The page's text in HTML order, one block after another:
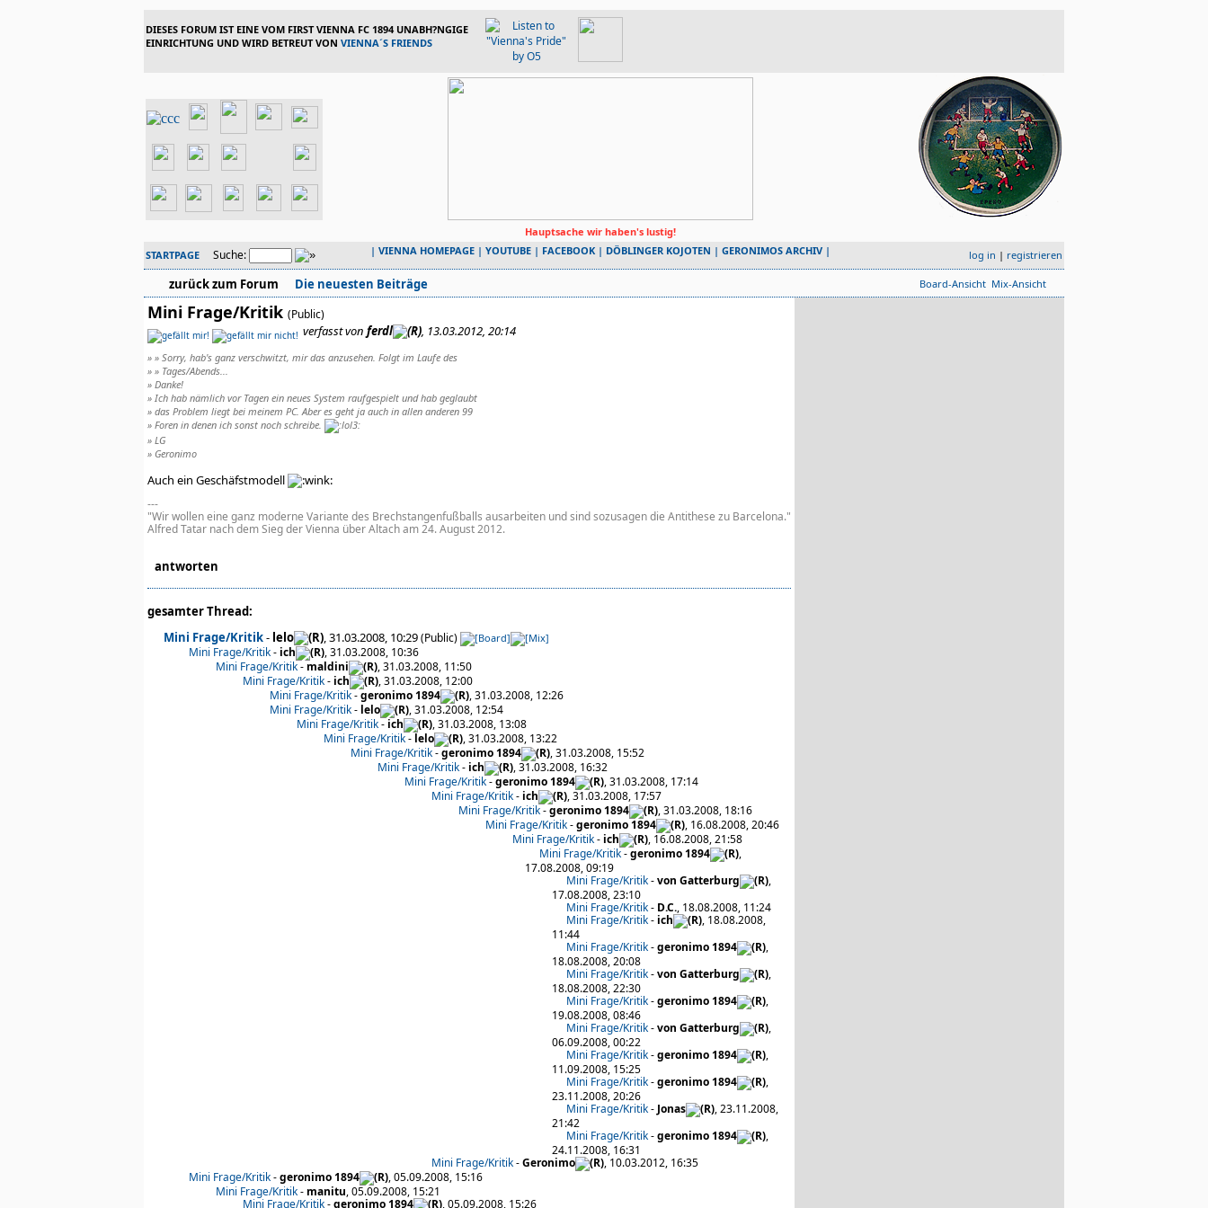
DIESES FORUM IST EINE VOM FIRST VIENNA FC 1894 UNABH?NGIGE
EINRICHTUNG UND WIRD BETREUT VON VIENNA´S FRIENDS
Hauptsache wir haben's lustig!
STARTPAGE
Suche: | VIENNA HOMEPAGE | YOUTUBE | FACEBOOK | DÖBLINGER KOJOTEN | GERONIMOS ARCHIV | log in | registrieren
zurück zum Forum Die neuesten Beiträge Board-Ansicht Mix-Ansicht
Mini Frage/Kritik (Public)
verfasst von ferdl , 13.03.2012, 20:14
» » Sorry, hab's ganz verschwitzt, mir das anzusehen. Folgt im Laufe des
» » Tages/Abends...
» Danke!
» Ich hab nämlich vor Tagen ein neues System raufgespielt und hab geglaubt
» das Problem liegt bei meinem PC. Aber es geht ja auch in allen anderen 99
» Foren in denen ich sonst noch schreibe.
» LG
» Geronimo
Auch ein Geschäfstmodell
---
"Wir wollen eine ganz moderne Variante des Brechstangenfußballs ausarbeiten und sind sozusagen die Antithese zu Barcelona."
Alfred Tatar nach dem Sieg der Vienna über Altach am 24. August 2012.
antworten
gesamter Thread:
Mini Frage/Kritik- lelo , 31.03.2008, 10:29(Public)
Mini Frage/Kritik- ich
, 31.03.2008, 10:36
Mini Frage/Kritik- maldini
, 31.03.2008, 11:50
Mini Frage/Kritik- ich
, 31.03.2008, 12:00
Mini Frage/Kritik-geronimo 1894
, 31.03.2008, 12:26
Mini Frage/Kritik- lelo
, 31.03.2008, 12:54
Mini Frage/Kritik- ich
, 31.03.2008, 13:08
Mini Frage/Kritik- lelo
, 31.03.2008, 13:22
Mini Frage/Kritik-geronimo 1894
, 31.03.2008, 15:52
Mini Frage/Kritik- ich
, 31.03.2008, 16:32
Mini Frage/Kritik-geronimo 1894
, 31.03.2008, 17:14
Mini Frage/Kritik- ich
, 31.03.2008, 17:57
Mini Frage/Kritik-geronimo 1894
, 31.03.2008, 18:16
Mini Frage/Kritik-geronimo 1894
, 16.08.2008, 20:46
Mini Frage/Kritik- ich
, 16.08.2008, 21:58
Mini Frage/Kritik-geronimo 1894
,
17.08.2008, 09:19
Mini Frage/Kritik-von Gatterburg
,
17.08.2008, 23:10
Mini Frage/Kritik- D.C., 18.08.2008, 11:24
Mini Frage/Kritik- ich
, 18.08.2008,
11:44
Mini Frage/Kritik-geronimo 1894
,
18.08.2008, 20:08
Mini Frage/Kritik-von Gatterburg
,
18.08.2008, 22:30
Mini Frage/Kritik-geronimo 1894
,
19.08.2008, 08:46
Mini Frage/Kritik-von Gatterburg
,
06.09.2008, 00:22
Mini Frage/Kritik-geronimo 1894
,
11.09.2008, 15:25
Mini Frage/Kritik-geronimo 1894
,
23.11.2008, 20:26
Mini Frage/Kritik- Jonas
, 23.11.2008,
21:42
Mini Frage/Kritik-geronimo 1894
,
24.11.2008, 16:31
Mini Frage/Kritik-Geronimo
, 10.03.2012, 16:35
Mini Frage/Kritik-geronimo 1894
, 05.09.2008, 15:16
Mini Frage/Kritik- manitu, 05.09.2008, 15:21
Mini Frage/Kritik-geronimo 1894 , 05.09.2008, 15:26